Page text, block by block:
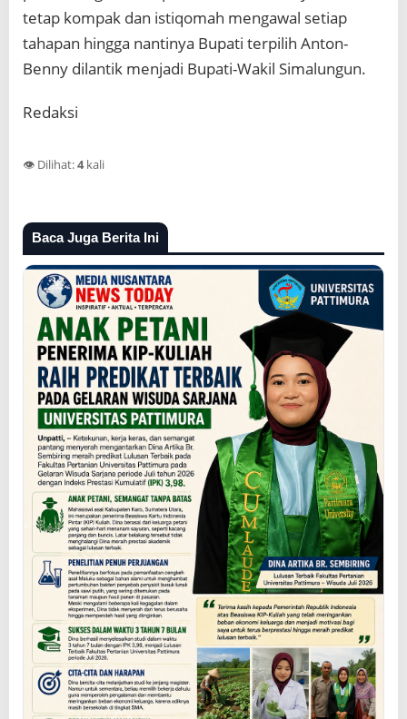
tetap kompak dan istiqomah mengawal setiap
tahapan hingga nantinya Bupati terpilih Anton-
Benny dilantik menjadi Bupati-Wakil Simalungun.
Redaksi
👁️ Dilihat:4kali
Baca Juga Berita Ini